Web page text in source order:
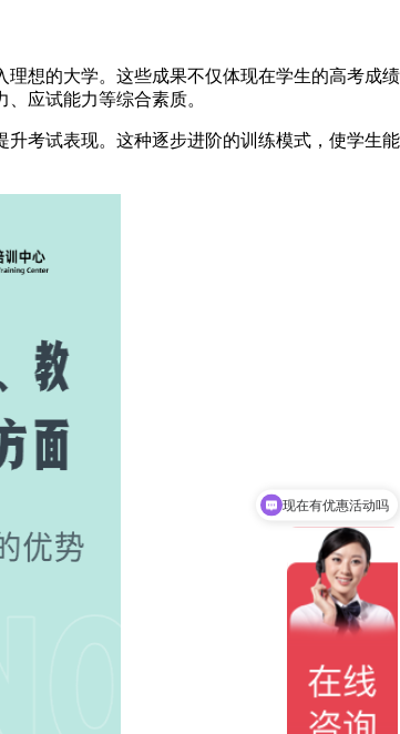
想的大学。这些成果不仅体现在学生的高考成绩
应试能力等综合素质。
考试表现。这种逐步进阶的训练模式，使学生能
‌复读期间生活管理如何保障？